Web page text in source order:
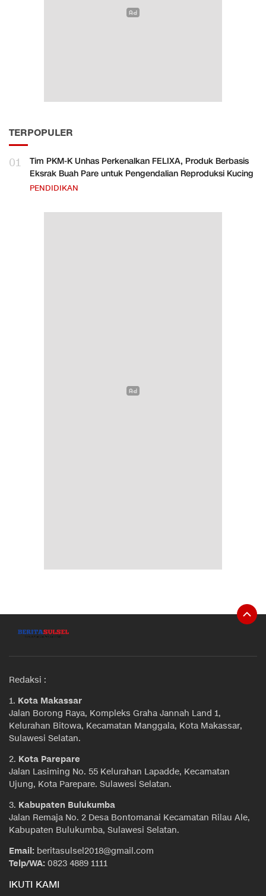
TERPOPULER
01
Tim PKM-K Unhas Perkenalkan FELIXA, Produk Berbasis
Eksrak Buah Pare untuk Pengendalian Reproduksi Kucing
PENDIDIKAN
Redaksi :
1. Kota Makassar
Jalan Borong Raya, Kompleks Graha Jannah Land 1,
Kelurahan Bitowa, Kecamatan Manggala, Kota Makassar,
Sulawesi Selatan.
2. Kota Parepare
Jalan Lasiming No. 55 Kelurahan Lapadde, Kecamatan
Ujung, Kota Parepare. Sulawesi Selatan.
3. Kabupaten Bulukumba
Jalan Remaja No. 2 Desa Bontomanai Kecamatan Rilau Ale,
Kabupaten Bulukumba, Sulawesi Selatan.
Email: beritasulsel2018@gmail.com
Telp/WA: 0823 4889 1111
IKUTI KAMI